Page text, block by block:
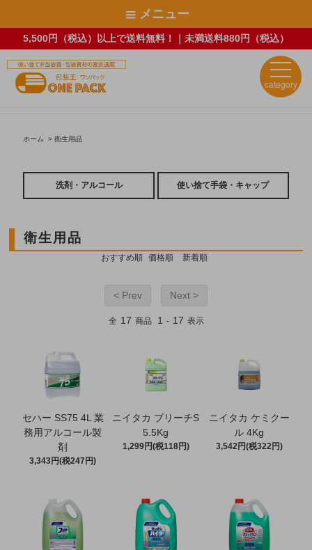
5,500円（税込）以上で送料無料！｜未満送料880円（税込）
メニュー
category
ホーム >衛生用品
洗剤・アルコール 使い捨て手袋・キャップ
衛生用品
おすすめ順 価格順 新着順
< Prev Next >
全 17 商品 1 - 17 表示
セハー SS75 4L 業
務用アルコール製
剤
3,343円(税247円)
ニイタカ ブリーチS
5.5Kg
1,299円(税118円)
ニイタカ ケミクー
ル 4Kg
3,542円(税322円)